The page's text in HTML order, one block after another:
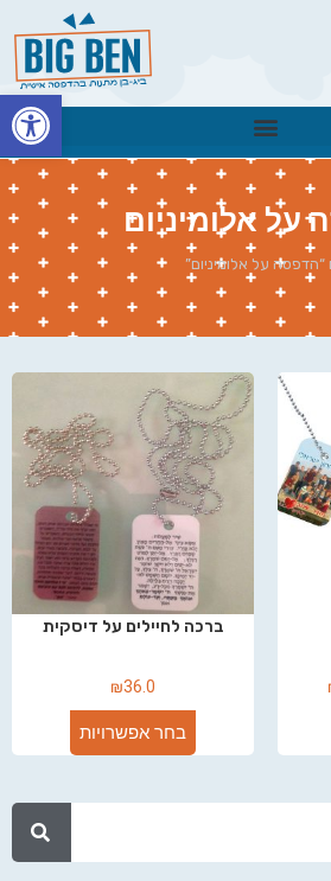
על אלומיניום
“הדפסה על אלומיניום”
ברכה לחיילים על דיסקית
₪36.0
בחר אפשרויות